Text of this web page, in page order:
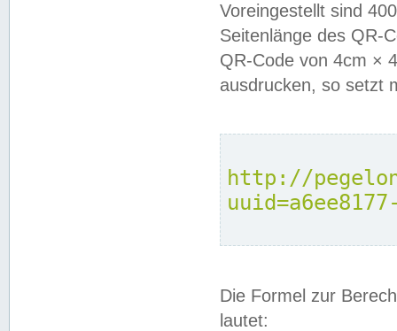
Voreingestellt sind
Seitenlänge des QR-
QR-Code von 4cm ×
ausdrucken, so setzt
http://
Die Formel zur
lautet: